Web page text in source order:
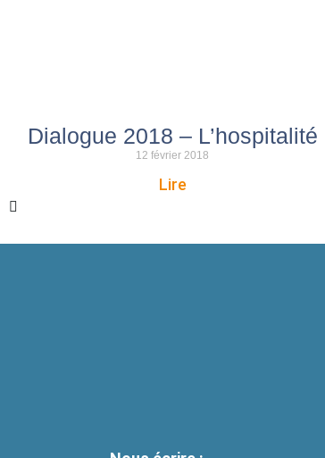
Dialogue 2018 – L’hospitalité
12 février 2018
Lire